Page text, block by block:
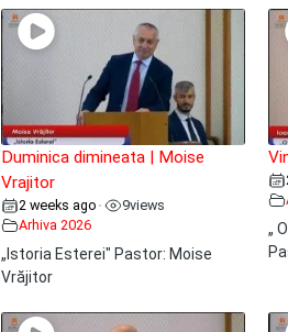
Duminica dimineata | Moise
Vrajitor
2 weeks ago • 9views
Arhiva 2026
„Istoria Esterei" Pastor: Moise
Vrăjitor
„